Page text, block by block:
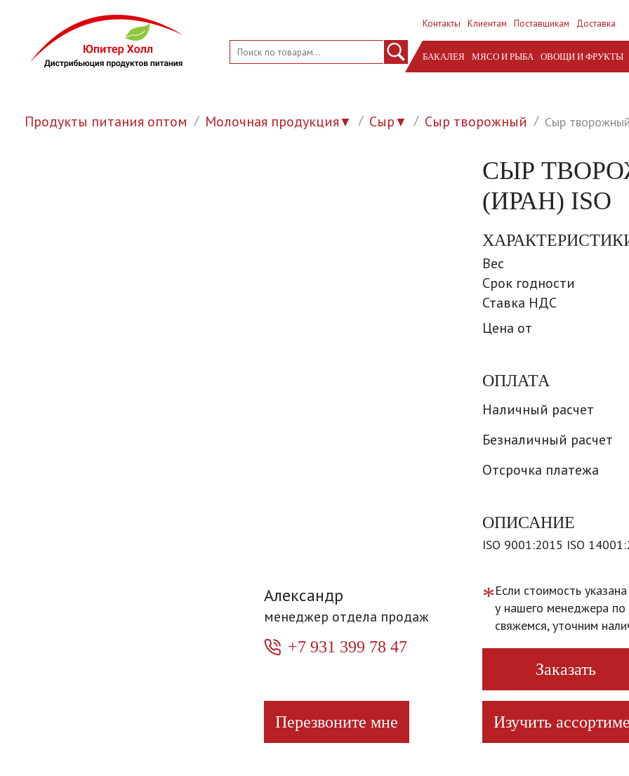
Контакты Клиентам Поставщикам Доставка
БАКАЛЕЯ МЯСО И РЫБА ОВОЩИ И ФРУКТЫ
Продукты питания оптом Молочная продукция▼ Сыр▼ Сыр творожный Сыр
Александр
менеджер отдела продаж
+7 931 399 78 47
Перезвоните мне
СЫР
(ИРАН) ISO
Вес
Срок годности
Ставка НДС
Цена от
ОПЛАТА
Наличный расчет
Безналичный расчет
Отсрочка платежа
ОПИСАНИЕ
ISO 9001:2015 ISO
*Если стоимость
у нашего менеджера по
свяжемся, уточним
Заказать
Изучить